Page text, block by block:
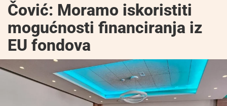
Čović: Moramo iskoristiti
mogućnosti financiranja iz
EU fondova